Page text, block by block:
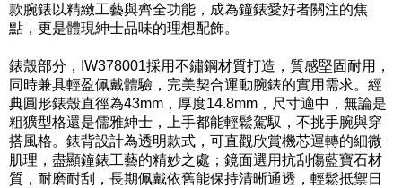
款腕錶以精緻工藝與齊全功能，成為鐘錶愛好者關注的焦
點，更是體現紳士品味的理想配飾。
錶殼部分，IW378001採用不鏽鋼材質打造，質感堅固耐用，
同時兼具輕盈佩戴體驗，完美契合運動腕錶的實用需求。經
典圓形錶殼直徑為43mm，厚度14.8mm，尺寸適中，無論是
粗獷型格還是儒雅紳士，上手都能輕鬆駕馭，不挑手腕與穿
搭風格。錶背設計為透明款式，可直觀欣賞機芯運轉的細微
肌理，盡顯鐘錶工藝的精妙之處；鏡面選用抗刮傷藍寶石材
質，耐磨耐刮，長期佩戴依舊能保持清晰通透，輕鬆抵禦日